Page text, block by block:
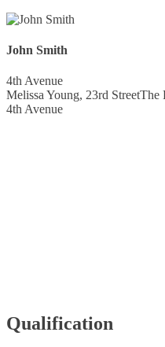
John Smith
4th Avenue
Melissa Young, 23rd StreetThe
4th Avenue
Qualification